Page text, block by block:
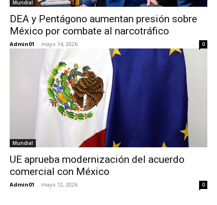
Mundial
DEA y Pentágono aumentan presión sobre
México por combate al narcotráfico
Admin01 - mayo 14, 2026 0
Mundial
UE aprueba modernización del acuerdo
comercial con México
Admin01 - mayo 12, 2026 0